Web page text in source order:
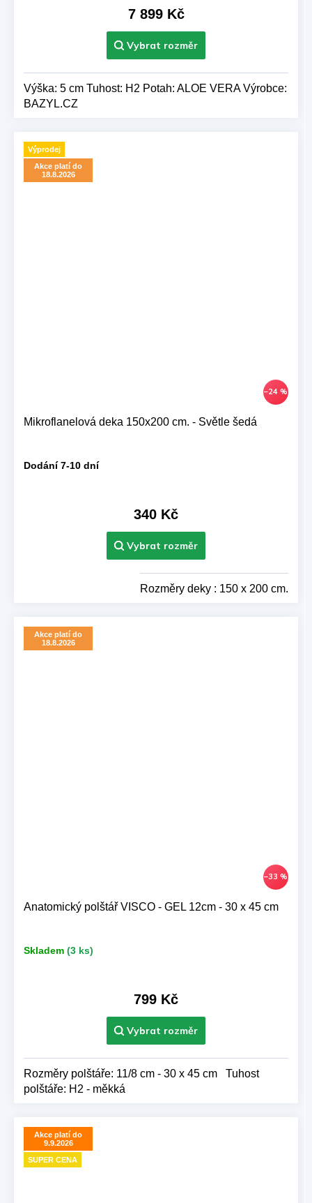
7 899 Kč
Výška: 5 cm Tuhost: H2 Potah: ALOE VERA Výrobce:
BAZYL.CZ
Výprodej
Akce platí do
18.8.2026
–24 %
Mikroflanelová deka 150x200 cm. - Světle šedá
Dodání 7-10 dní
340 Kč
Rozměry deky : 150 x 200 cm.
Akce platí do
18.8.2026
–33 %
Anatomický polštář VISCO - GEL 12cm - 30 x 45 cm
Skladem (3 ks)
799 Kč
Rozměry polštáře: 11/8 cm - 30 x 45 cm Tuhost
polštáře: H2 - měkká
Akce platí do
9.9.2026
SUPER CENA